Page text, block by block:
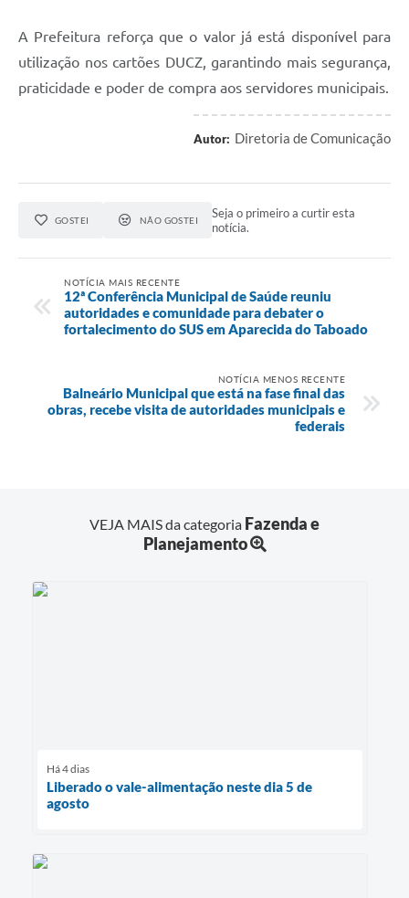
A Prefeitura reforça que o valor já está disponível para
utilização nos cartões DUCZ, garantindo mais segurança,
praticidade e poder de compra aos servidores municipais.
Autor: Diretoria de Comunicação
GOSTEI NÃO GOSTEI
Seja o primeiro a curtir esta
notícia.
NOTÍCIA MAIS RECENTE
12ª Conferência Municipal de Saúde reuniu
autoridades e comunidade para debater o
fortalecimento do SUS em Aparecida do Taboado
NOTÍCIA MENOS RECENTE
Balneário Municipal que está na fase final das
obras, recebe visita de autoridades municipais e
federais
VEJA MAIS da categoria Fazenda e
Planejamento
Há 4 dias
Liberado o vale-alimentação neste dia 5 de
agosto